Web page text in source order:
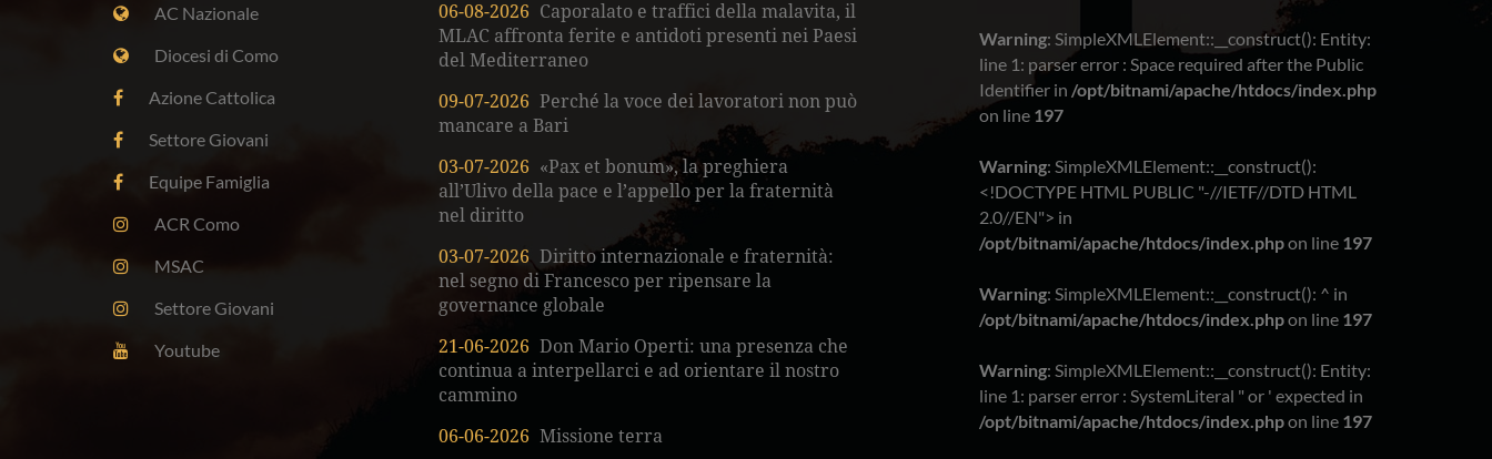
AC Nazionale
Diocesi di Como
Azione Cattolica
Settore Giovani
Equipe Famiglia
ACR Como
MSAC
Settore Giovani
Youtube
06-08-2026 Caporalato e traffici della malavita, il
MLAC affronta ferite e antidoti presenti nei Paesi
del Mediterraneo
09-07-2026 Perché la voce dei lavoratori non può
mancare a Bari
03-07-2026 «Pax et bonum», la preghiera
all’Ulivo della pace e l’appello per la fraternità
nel diritto
03-07-2026 Diritto internazionale e fraternità:
nel segno di Francesco per ripensare la
governance globale
21-06-2026 Don Mario Operti: una presenza che
continua a interpellarci e ad orientare il nostro
cammino
06-06-2026 Missione terra
Warning: SimpleXMLElement::__construct(): Entity:
line 1: parser error : Space required after the Public
Identifier in /opt/bitnami/apache/htdocs/index.php
on line 197
Warning: SimpleXMLElement::__construct():
<!DOCTYPE HTML PUBLIC "-//IETF//DTD HTML
2.0//EN"> in
/opt/bitnami/apache/htdocs/index.phpon line 197
Warning: SimpleXMLElement::__construct(): ^ in
/opt/bitnami/apache/htdocs/index.phpon line 197
Warning: SimpleXMLElement::__construct(): Entity:
line 1: parser error : SystemLiteral " or ' expected in
/opt/bitnami/apache/htdocs/index.phpon line 197